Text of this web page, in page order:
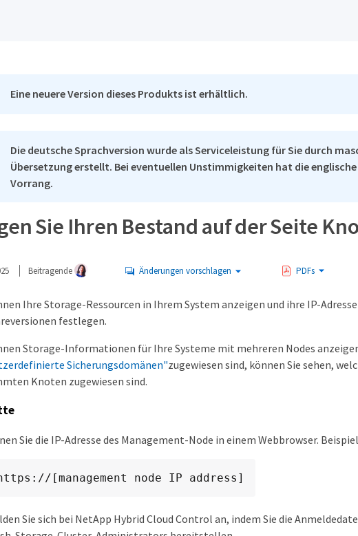
Eine neuere Version dieses Produkts ist erhältlich.
Die deutsche Sprachversion wurde als Serviceleistung für Sie durch
Übersetzung erstellt. Bei eventuellen Unstimmigkeiten hat die
Vorrang.
Sie Ihren Bestand auf der Seite
Beitragende Änderungen vorschlagen PDFs
Ihre Storage-Ressourcen in Ihrem System anzeigen und ihre IP-
festlegen.
Storage-Informationen für Ihre Systeme mit mehreren Nodes
Sicherungsdomänen"zugewiesen sind, können Sie sehen,
Knoten zugewiesen sind.
Sie die IP-Adresse des Management-Node in einem Webbrowser.
[management node IP address]
Sie sich bei NetApp Hybrid Cloud Control an, indem Sie die